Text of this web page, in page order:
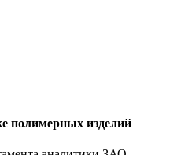
полимерных изделий